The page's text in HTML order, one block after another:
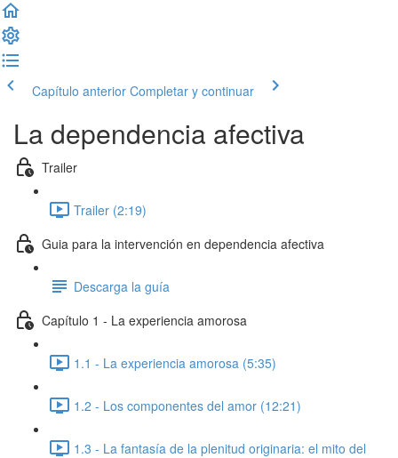
Capítulo anterior Completar y continuar
La dependencia afectiva
Trailer
Trailer (2:19)
Guia para la intervención en dependencia afectiva
Descarga la guía
Capítulo 1 - La experiencia amorosa
1.1 - La experiencia amorosa (5:35)
1.2 - Los componentes del amor (12:21)
1.3 - La fantasía de la plenitud originaria: el mito del